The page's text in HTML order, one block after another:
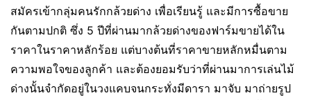
สมัครเข้ากลุ่มคนรักกล้วยด่าง เพื่อเรียนรู้ และมีการซื้อขาย
กันตามปกติ ซึ่ง 5 ปีที่ผ่านมากล้วยด่างของฟาร์มขายได้ใน
ราคาในราคาหลักร้อย แต่บางต้นที่ราคาขายหลักหมื่นตาม
ความพอใจของลูกค้า และต้องยอมรับว่าที่ผ่านมาการเล่นไม้
ด่างนั้นจำกัดอยู่ในวงแคบจนกระทั่งมีดารา มาจับ มาถ่ายรูป